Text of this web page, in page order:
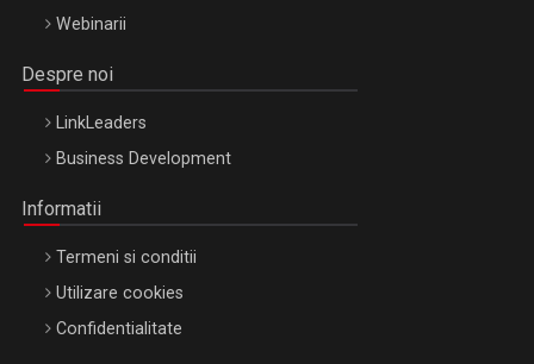
Webinarii
Despre noi
LinkLeaders
Business Development
Informatii
Termeni si conditii
Utilizare cookies
Confidentialitate